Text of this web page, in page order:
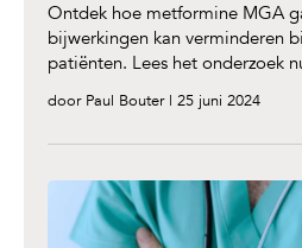
Ontdek hoe metformine MGA
bijwerkingen kan verminderen
patiënten. Lees het onderzoek
door Paul Bouter | 25 juni 2024